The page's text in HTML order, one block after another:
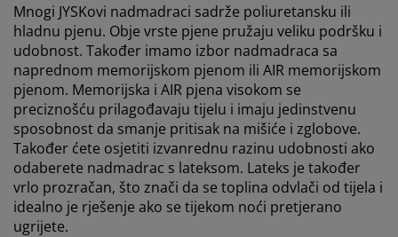
Mnogi JYSKovi nadmadraci sadrže poliuretansku ili
hladnu pjenu. Obje vrste pjene pružaju veliku podršku i
udobnost. Također imamo izbor nadmadraca sa
naprednom memorijskom pjenom ili AIR memorijskom
pjenom. Memorijska i AIR pjena visokom se
preciznošću prilagođavaju tijelu i imaju jedinstvenu
sposobnost da smanje pritisak na mišiće i zglobove.
Također ćete osjetiti izvanrednu razinu udobnosti ako
odaberete nadmadrac s lateksom. Lateks je također
vrlo prozračan, što znači da se toplina odvlači od tijela i
idealno je rješenje ako se tijekom noći pretjerano
ugrijete.